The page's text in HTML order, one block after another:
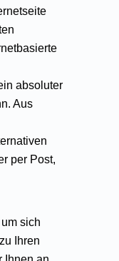
absoluter
Aus
per Post,
sich
Ihren